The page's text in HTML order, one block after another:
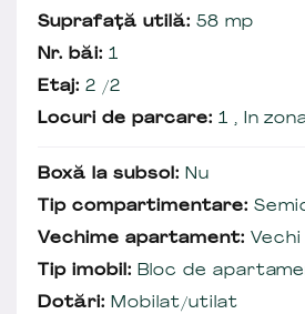
Suprafață utilă: 58 mp
Nr. băi: 1
Etaj: 2 /2
Locuri de parcare: 1 , In
Boxă la subsol: Nu
Tip compartimentare:
Vechime apartament: Vechi
Tip imobil: Bloc de
Dotări: Mobilat/utilat